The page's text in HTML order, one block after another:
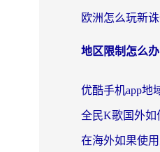
地区限制怎么办